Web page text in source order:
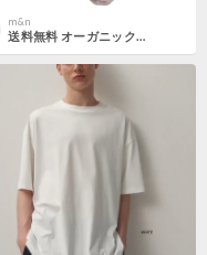
m&n
送料無料 オーガニック レッグウォーマー ピンク/グレー/アイボリー 赤ちゃんの足元をやさしく守る Lサイズ Mサイズ 新生児 1歳 2歳 防寒対策 保温